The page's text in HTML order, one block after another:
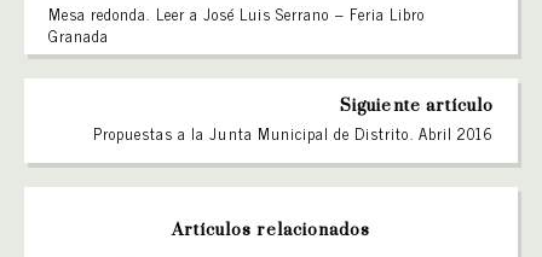
Mesa redonda. Leer a José Luis Serrano – Feria Libro
Granada
Siguiente artículo
Propuestas a la Junta Municipal de Distrito. Abril 2016
Artículos relacionados